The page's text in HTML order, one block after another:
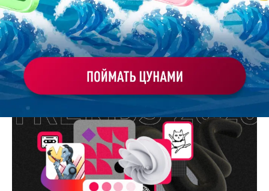
Поделиться
Екатерина Григорьева
Креатор, дизайнер на фрилансе